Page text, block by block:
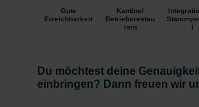
Gute
Erreichbarkeit
Kantine/
Betriebsrestau
rant
l
Du möchtest deine
einbringen? Dann freuen wir